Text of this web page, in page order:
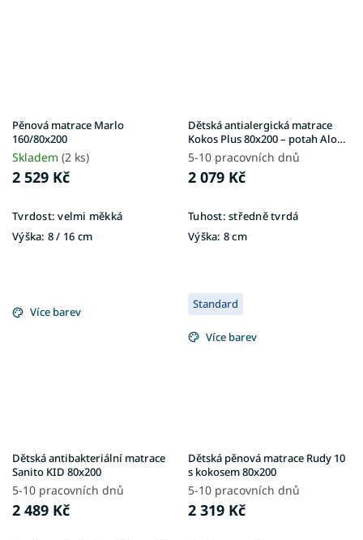
Pěnová matrace Marlo
160/80x200
Skladem (2 ks)
2 529 Kč
Tvrdost: velmi měkká
Výška: 8 / 16 cm
Dětská antialergická matrace
Kokos Plus 80x200 – potah Aloe
Vera
5-10 pracovních dnů
2 079 Kč
Tuhost: středně tvrdá
Výška: 8 cm
Více barev
Dětská antibakteriální matrace
Sanito KID 80x200
5-10 pracovních dnů
2 489 Kč
Standard
Více barev
Dětská pěnová matrace Rudy 10
s kokosem 80x200
5-10 pracovních dnů
2 319 Kč